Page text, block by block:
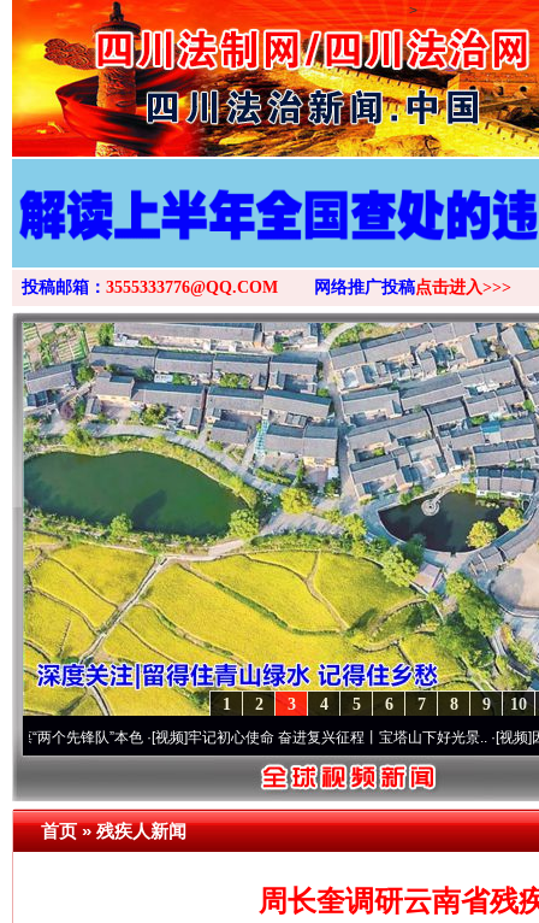
>
投稿邮箱： 3555333776@QQ.COM 网络推广投稿点击进入>>>
10
9
8
7
6
5
4
3
2
1
锋队”本色·[视频]牢记初心使命 奋进复兴征程丨宝塔山下好光景..·[视频]因党而生
首页»残疾人新闻
周长奎调研云南省残